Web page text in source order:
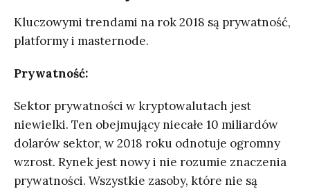
Kluczowymi trendami na rok 2018 są prywatność,
platformy i masternode.
Prywatność:
Sektor prywatności w kryptowalutach jest
niewielki. Ten obejmujący niecałe 10 miliardów
dolarów sektor, w 2018 roku odnotuje ogromny
wzrost. Rynek jest nowy i nie rozumie znaczenia
prywatności. Wszystkie zasoby, które nie są